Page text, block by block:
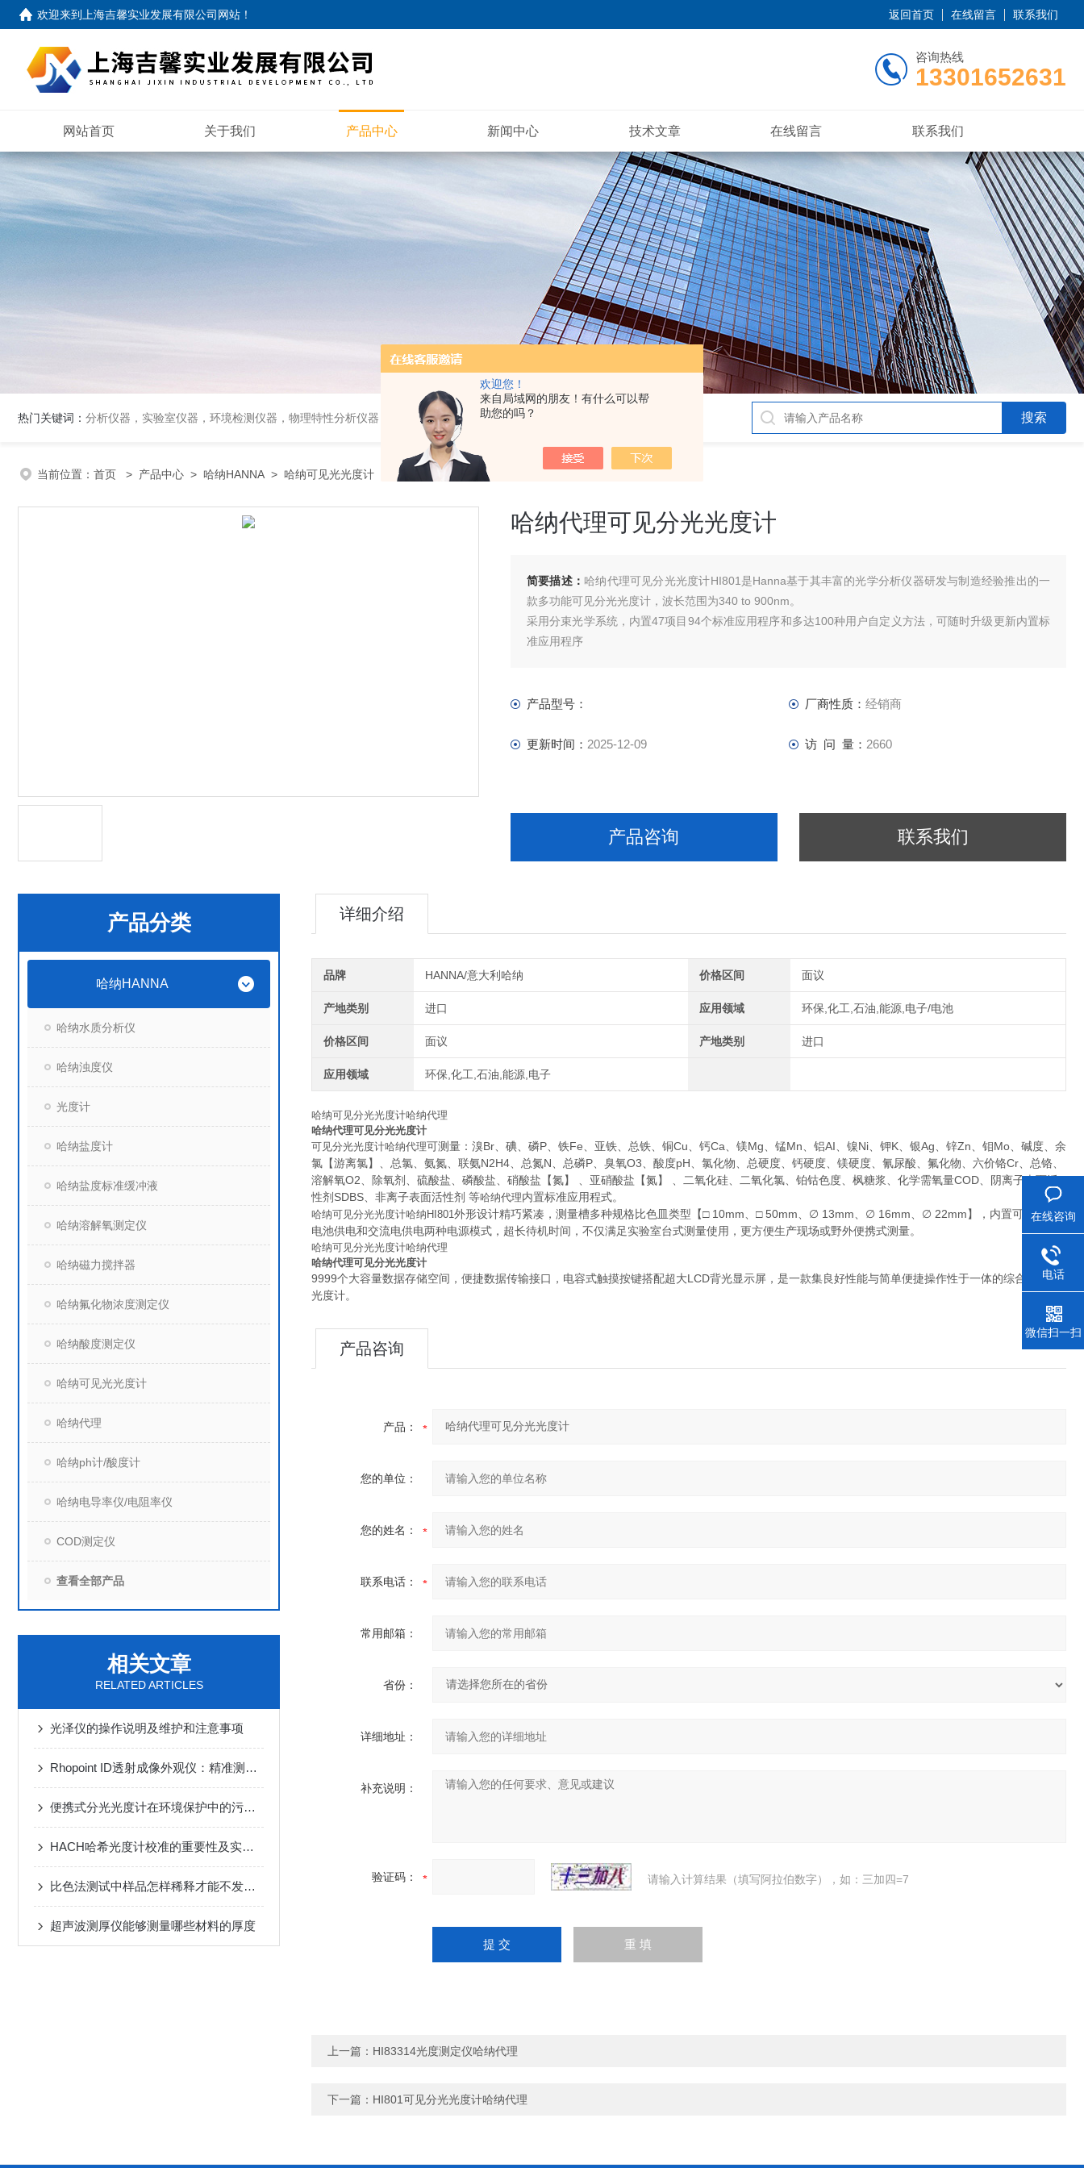
欢迎您！
来自局域网的朋友！有什么可以帮
助您的吗？
欢迎来到 上海吉馨实业发展有限公司网站 ！ 返回首页 在线留言 联系我们
咨询热线
13301652631
网站首页 关于我们 产品中心 新闻中心 技术文章 在线留言 联系我们
热门关键词： 分析仪器，实验室仪器，环境检测仪器，物理特性分析仪器
当前位置： 首页 > 产品中心 > 哈纳HANNA > 哈纳可见光光度计 > 哈纳代理可见分光光度计
哈纳代理可见分光光度计
简要描述： 哈纳代理可见分光光度计HI801是Hanna基于其丰富的光学分析仪器研发与制造经验推出的一
款多功能可见分光光度计，波长范围为340 to 900nm。
采用分束光学系统，内置47项目94个标准应用程序和多达100种用户自定义方法，可随时升级更新内置标
准应用程序
产品型号： 厂商性质： 经销商
更新时间： 2025-12-09 访 问 量： 2660
产品咨询 联系我们
产品分类
哈纳HANNA
哈纳水质分析仪
哈纳浊度仪
光度计
哈纳盐度计
哈纳盐度标准缓冲液
哈纳溶解氧测定仪
哈纳磁力搅拌器
哈纳氟化物浓度测定仪
哈纳酸度测定仪
哈纳可见光光度计
哈纳代理
哈纳ph计/酸度计
哈纳电导率仪/电阻率仪
COD测定仪
查看全部产品
相关文章
RELATED ARTICLES
光泽仪的操作说明及维护和注意事项
Rhopoint ID透射成像外观仪：精准测量透明材料光学性能的革新利器
便携式分光光度计在环境保护中的污染物检测应用
HACH哈希光度计校准的重要性及实施步骤
比色法测试中样品怎样稀释才能不发生干扰
超声波测厚仪能够测量哪些材料的厚度
详细介绍
品牌 HANNA/意大利哈纳 价格区间 面议
产地类别 进口 应用领域 环保,化工,石油,能源,电子/电池
价格区间 面议 产地类别 进口
应用领域 环保,化工,石油,能源,电子
哈纳可见分光光度计哈纳代理
哈纳代理可见分光光度计
可见分光光度计哈纳代理可测量：溴Br、碘、磷P、铁Fe、亚铁、总铁、铜Cu、钙Ca、镁Mg、锰Mn、铝AI、镍Ni、钾K、银Ag、锌Zn、钼Mo、碱度、余
氯【游离氯】、总氯、氨氮、联氨N2H4、总氮N、总磷P、臭氧O3、酸度pH、氯化物、总硬度、钙硬度、镁硬度、氰尿酸、氟化物、六价铬Cr、总铬、
溶解氧O2、除氧剂、硫酸盐、磷酸盐、硝酸盐【氮】 、亚硝酸盐【氮】 、二氧化硅、二氧化氯、铂钴色度、枫糖浆、化学需氧量COD、阴离子表面活
性剂SDBS、非离子表面活性剂 等哈纳代理内置标准应用程式。
哈纳可见分光光度计哈纳HI801外形设计精巧紧凑，测量槽多种规格比色皿类型【□ 10mm、□ 50mm、∅ 13mm、∅ 16mm、∅ 22mm】，内置可充电锂
电池供电和交流电供电两种电源模式，超长待机时间，不仅满足实验室台式测量使用，更方便生产现场或野外便携式测量。
哈纳可见分光光度计哈纳代理
哈纳代理可见分光光度计
9999个大容量数据存储空间，便捷数据传输接口，电容式触摸按键搭配超大LCD背光显示屏，是一款集良好性能与简单便捷操作性于一体的综合型分光
光度计。
产品咨询
产品：
您的单位：
您的姓名：
联系电话：
常用邮箱：
省份：
详细地址：
补充说明：
验证码： 请输入计算结果（填写阿拉伯数字），如：三加四=7
上一篇： HI83314光度测定仪哈纳代理
下一篇： HI801可见分光光度计哈纳代理
在线咨询
电话
微信扫一扫